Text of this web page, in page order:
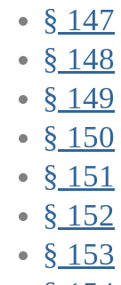
§ 147
§ 148
§ 149
§ 150
§ 151
§ 152
§ 153